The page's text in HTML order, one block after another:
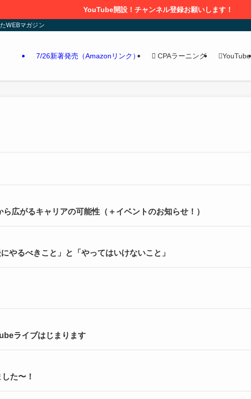
YouTube開設！チャンネル登録お願いします！
WEBマガジン
7/26新著発売（Amazonリンク） CPAラーニング YouTube
広がるキャリアの可能性（＋イベントのお知らせ！）
やるべきこと」と「やってはいけないこと」
ライブはじまります
た〜！